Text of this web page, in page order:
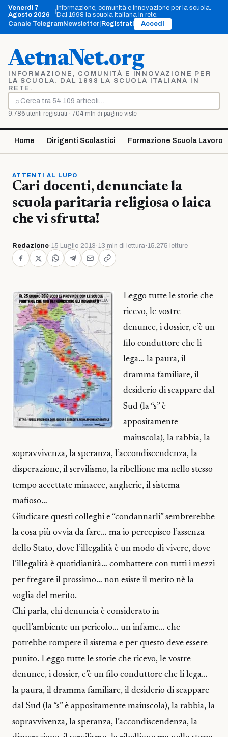
Vai
contenuto
Venerdì 7
Agosto 2026
Informazione, comunità e innovazione per la scuola.
Dal 1998 la scuola italiana in rete.
Canale TelegramNewsletter Registrati Accedi
AetnaNet.org
INFORMAZIONE, COMUNITÀ E INNOVAZIONE PER
LA SCUOLA. DAL 1998 LA SCUOLA ITALIANA IN
RETE.
⌕
Cerca
9.786 utenti registrati · 704 mln di pagine viste
Home Dirigenti Scolastici Formazione Scuola Lavoro
ATTENTI AL LUPO
Cari docenti, denunciate la
scuola paritaria religiosa o laica
che vi sfrutta!
Redazione·15 Luglio 2013 ·13 min di lettura·15.275 letture
Leggo tutte le storie che
ricevo, le vostre
denunce, i dossier, c’è un
filo conduttore che li
lega… la paura, il
dramma familiare, il
desiderio di scappare dal
Sud (la “s” è
appositamente
maiuscola), la rabbia, la
sopravvivenza, la speranza, l’accondiscendenza, la
disperazione, il servilismo, la ribellione ma nello stesso
tempo accettate minacce, angherie, il sistema
mafioso…
Giudicare questi colleghi e “condannarli” sembrerebbe
la cosa più ovvia da fare… ma io percepisco l’assenza
dello Stato, dove l’illegalità è un modo di vivere, dove
l’illegalità è quotidianità… combattere con tutti i mezzi
per fregare il prossimo… non esiste il merito nè la
voglia del merito.
Chi parla, chi denuncia è considerato in
quell’ambiente un pericolo… un infame… che
potrebbe rompere il sistema e per questo deve essere
punito. Leggo tutte le storie che ricevo, le vostre
denunce, i dossier, c’è un filo conduttore che li lega…
la paura, il dramma familiare, il desiderio di scappare
dal Sud (la “s” è appositamente maiuscola), la rabbia, la
sopravvivenza, la speranza, l’accondiscendenza, la